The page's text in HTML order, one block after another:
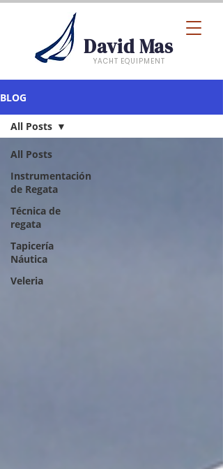
David Mas
YACHT EQUIPMENT
BLOG
All Posts
Instrumentación
de Regata
Técnica de
regata
Tapicería
Náutica
Veleria
All Posts